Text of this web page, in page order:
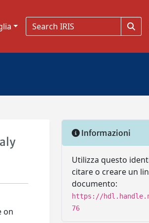
on
Informazioni
Utilizza questo
citare o creare un
documento:
https://
76